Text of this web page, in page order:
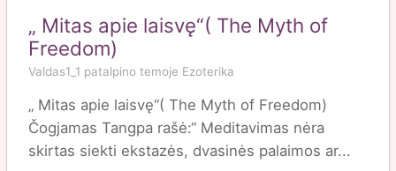
„ Mitas apie laisvę“( The Myth of
Freedom)
Valdas1_1 patalpino temoje Ezoterika
„ Mitas apie laisvę“( The Myth of Freedom)
Čogjamas Tangpa rašė:“ Meditavimas nėra
skirtas siekti ekstazės, dvasinės palaimos ar...